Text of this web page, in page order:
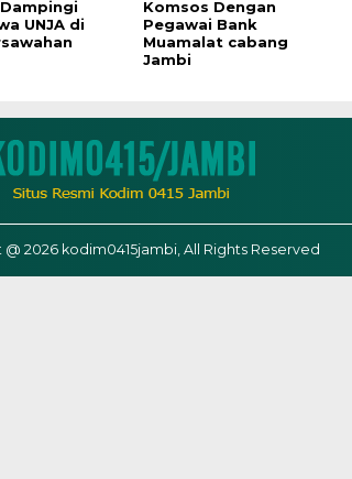
UNJA di
Komsos Dengan
Pegawai Bank
Muamalat cabang
Jambi
2026 kodim0415jambi, All Rights Reserved